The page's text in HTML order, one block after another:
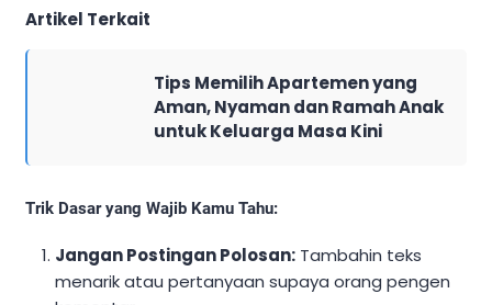
Artikel Terkait
Tips Memilih Apartemen yang
Aman, Nyaman dan Ramah Anak
untuk Keluarga Masa Kini
Trik Dasar yang Wajib Kamu Tahu:
Jangan Postingan Polosan: Tambahin teks
menarik atau pertanyaan supaya orang pengen